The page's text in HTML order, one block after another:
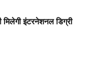
इंटरनेशनल डिग्री